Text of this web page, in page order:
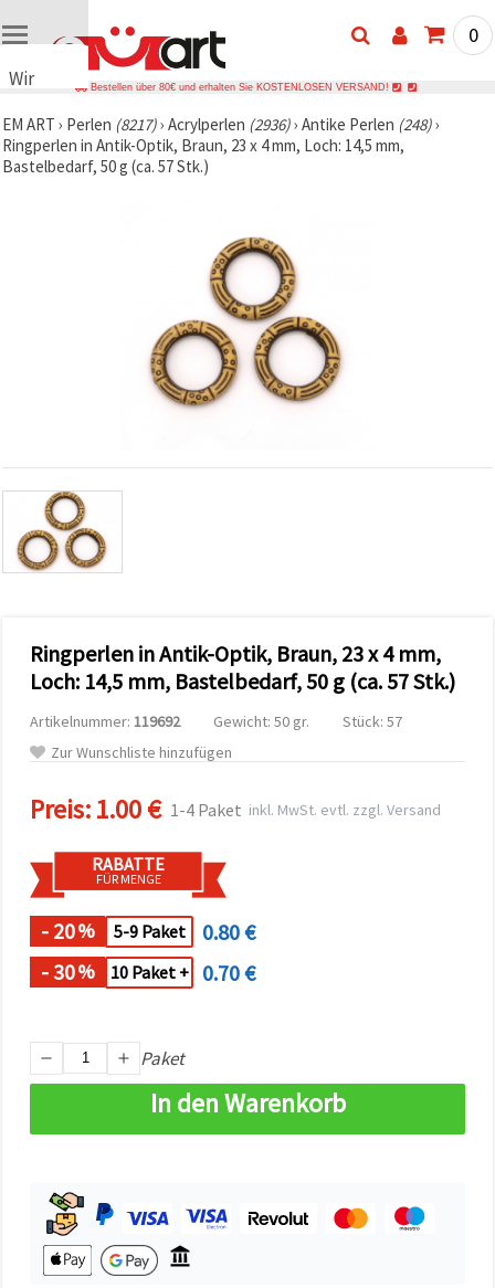
Wir
Cookies
🍪 Wir
verwenden
Datenverkehr
analysieren
sowie
relevantere
Unterstützung
Partner für
und
Sie können
Cookies
akzeptieren,
oder Ihre
Auswahl in
individuell
festlegen.
Ihre
Einwilligung
Impressum
Richtlinie
Alle
akzeptieren
Cookie-
0
Bestellen über 80€ und erhalten Sie KOSTENLOSEN VERSAND!
EM ART › Perlen (8217)› Acrylperlen (2936)› Antike Perlen (248)›
Ringperlen in Antik-Optik, Braun, 23 x 4 mm, Loch: 14,5 mm,
Bastelbedarf, 50 g (ca. 57 Stk.)
Ringperlen in Antik-Optik, Braun, 23 x 4 mm,
Loch: 14,5 mm, Bastelbedarf, 50 g (ca. 57 Stk.)
Artikelnummer: 119692 Gewicht: 50 gr.
Stück: 57
Zur Wunschliste hinzufügen
Preis:1.00 € 1-4 Paket inkl. MwSt. evtl. zzgl. Versand
RABATTE
FÜR MENGE
- 20% 5-9 Paket
0.80 €
- 30% 10 Paket + 0.70 €
Paket
In den Warenkorb